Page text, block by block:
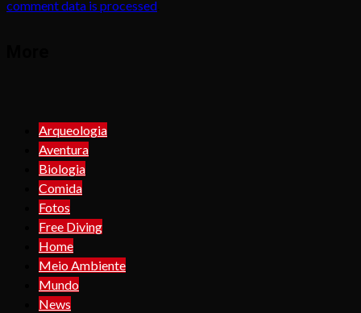
comment data is processed
Arqueologia
Aventura
Biologia
Comida
Fotos
Free Diving
Home
Meio Ambiente
Mundo
News